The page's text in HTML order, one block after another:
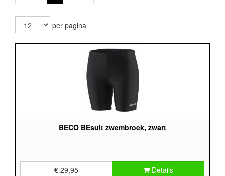
per pagina
BECO BEsuit zwembroek, zwart
€ 29,95 Details